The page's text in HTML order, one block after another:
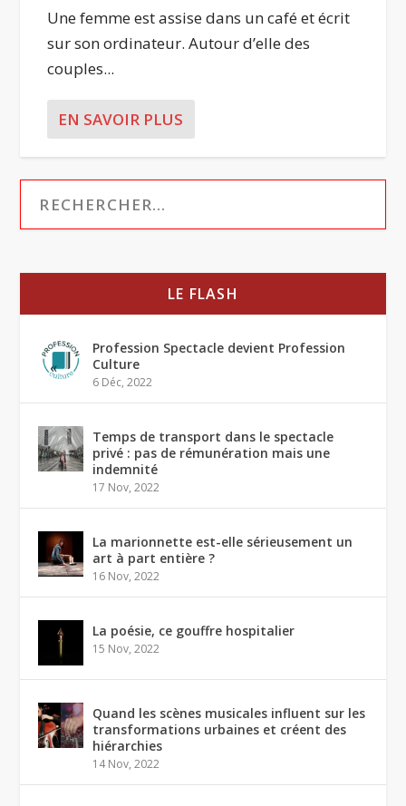
Une femme est assise dans un café et écrit
sur son ordinateur. Autour d’elle des
couples...
EN SAVOIR PLUS
LE FLASH
Profession Spectacle devient Profession
Culture
6 Déc, 2022
Temps de transport dans le spectacle
privé : pas de rémunération mais une
indemnité
17 Nov, 2022
La marionnette est-elle sérieusement un
art à part entière ?
16 Nov, 2022
La poésie, ce gouffre hospitalier
15 Nov, 2022
Quand les scènes musicales influent sur les
transformations urbaines et créent des
hiérarchies
14 Nov, 2022